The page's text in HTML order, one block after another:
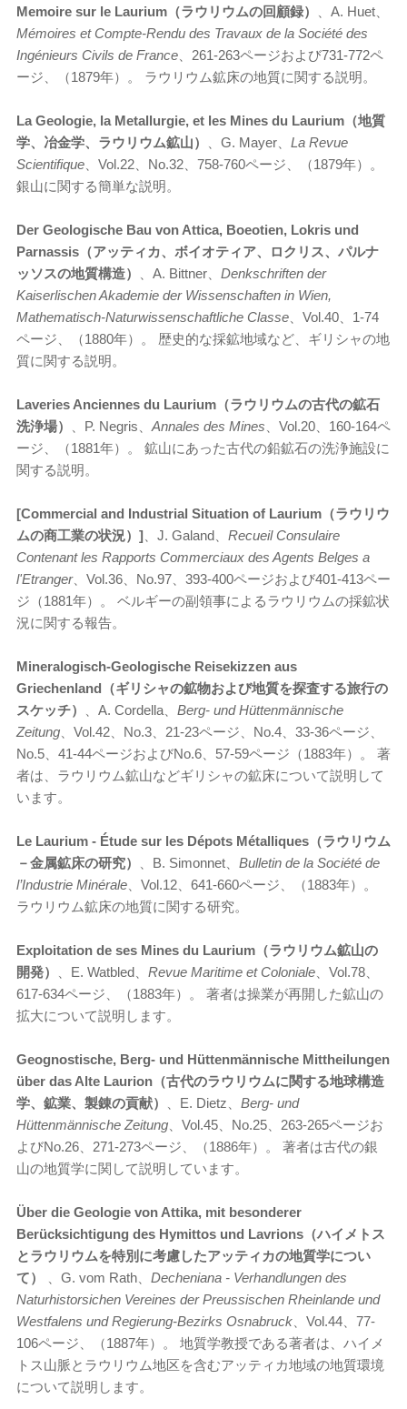
Memoire sur le Laurium（ラウリウムの回顧録）
、A. Huet、
Mémoires et Compte-Rendu des Travaux de la Société des
Ingénieurs Civils de France 、261-263ページおよび731-772ペ
ージ、（1879年）。 ラウリウム鉱床の地質に関する説明。
La Geologie, la Metallurgie, et les Mines du Laurium（地質
学、冶金学、ラウリウム鉱山）
、G. Mayer、 La Revue
Scientifique 、Vol.22、No.32、758-760ページ、（1879年）。
銀山に関する簡単な説明。
Der Geologische Bau von Attica, Boeotien, Lokris und
Parnassis（アッティカ、ボイオティア、ロクリス、パルナ
ッソスの地質構造）
、A. Bittner、 Denkschriften der
Kaiserlischen Akademie der Wissenschaften in Wien,
Mathematisch-Naturwissenschaftliche Classe 、Vol.40、1-74
ページ、（1880年）。 歴史的な採鉱地域など、ギリシャの地
質に関する説明。
Laveries Anciennes du Laurium（ラウリウムの古代の鉱石
洗浄場）
、P. Negris、 Annales des Mines 、Vol.20、160-164ペ
ージ、（1881年）。 鉱山にあった古代の鉛鉱石の洗浄施設に
関する説明。
[Commercial and Industrial Situation of Laurium（ラウリウ
ムの商工業の状況）] 、J. Galand、 Recueil Consulaire
Contenant les Rapports Commerciaux des Agents Belges a
l'Etranger、Vol.36、No.97、393-400ページおよび401-413ペー
ジ（1881年）。 ベルギーの副領事によるラウリウムの採鉱状
況に関する報告。
Mineralogisch-Geologische Reisekizzen aus
Griechenland（ギリシャの鉱物および地質を探査する旅行の
スケッチ）
、A. Cordella、 Berg- und Hüttenmännische
Zeitung 、Vol.42、No.3、21-23ページ、No.4、33-36ページ、
No.5、41-44ページおよびNo.6、57-59ページ（1883年）。 著
者は、ラウリウム鉱山などギリシャの鉱床について説明して
います。
Le Laurium - Étude sur les Dépots Métalliques（ラウリウム
－金属鉱床の研究）
、B. Simonnet、 Bulletin de la Société de
l’Industrie Minérale 、Vol.12、641-660ページ、（1883年）。
ラウリウム鉱床の地質に関する研究。
Exploitation de ses Mines du Laurium（ラウリウム鉱山の
開発）
、E. Watbled、 Revue Maritime et Coloniale 、Vol.78、
617-634ページ、（1883年）。 著者は操業が再開した鉱山の
拡大について説明します。
Geognostische, Berg- und Hüttenmännische Mittheilungen
über das Alte Laurion（古代のラウリウムに関する地球構造
学、鉱業、製錬の貢献）
、E. Dietz、 Berg- und
Hüttenmännische Zeitung 、Vol.45、No.25、263-265ページお
よびNo.26、271-273ページ、（1886年）。 著者は古代の銀
山の地質学に関して説明しています。
Über die Geologie von Attika, mit besonderer
Berücksichtigung des Hymittos und Lavrions（ハイメトス
とラウリウムを特別に考慮したアッティカの地質学につい
て）
、G. vom Rath、 Decheniana - Verhandlungen des
Naturhistorsichen Vereines der Preussischen Rheinlande und
Westfalens und Regierung-Bezirks Osnabruck 、Vol.44、77-
106ページ、（1887年）。 地質学教授である著者は、ハイメ
トス山脈とラウリウム地区を含むアッティカ地域の地質環境
について説明します。